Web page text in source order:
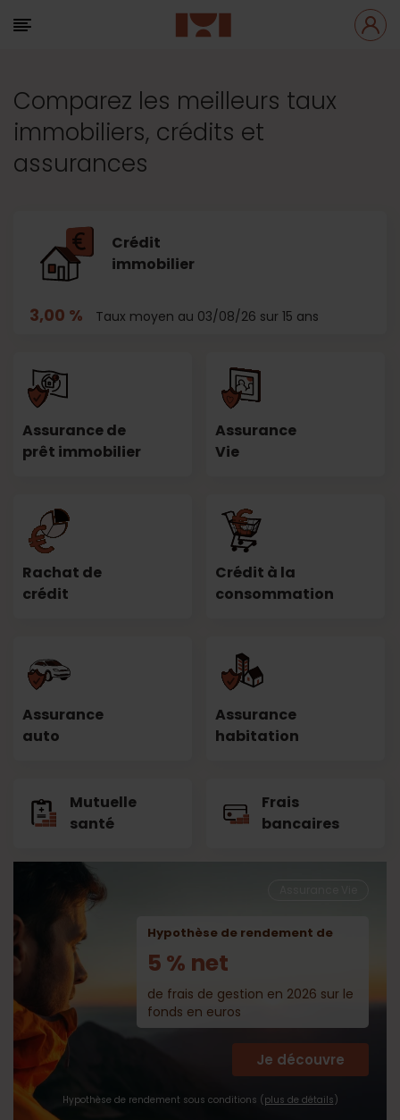
Comparez les meilleurs taux
immobiliers, crédits et
assurances
Crédit
immobilier
3,00 % Taux moyen au 03/08/26 sur 15 ans
Assurance de
prêt immobilier
Assurance
Vie
Rachat de
crédit
Crédit à la
consommation
Assurance
auto
Assurance
habitation
Mutuelle
santé
Frais
bancaires
Hypothèse de rendement de
5 % net
de frais de gestion en 2026 sur le
fonds en euros
Hypothèse de rendement sous conditions ( plus de détails )
Je découvre